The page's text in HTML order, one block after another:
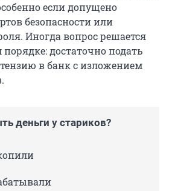
если допущено
безопасности или
Иногда вопрос решается
достаточно подать
в банк с изложением
деньги у стариков?